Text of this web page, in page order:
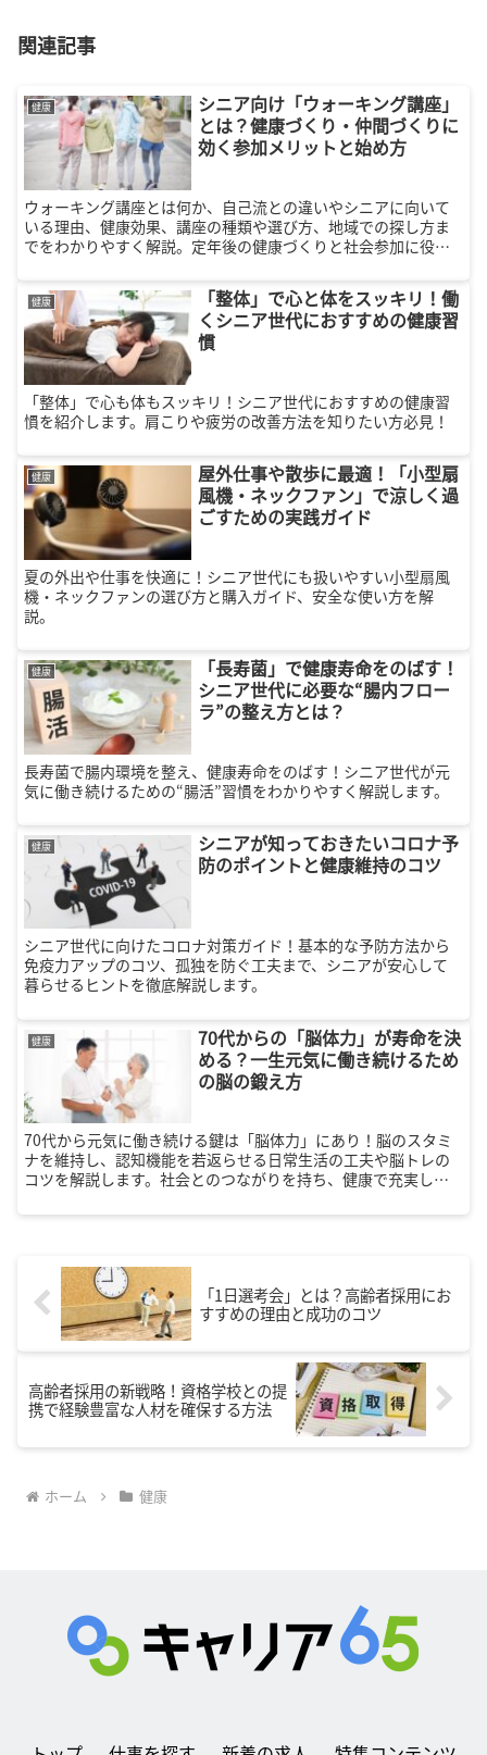
関連記事
健康
シニア向け「ウォーキング講座」
とは？健康づくり・仲間づくりに
効く参加メリットと始め方
ウォーキング講座とは何か、自己流との違いやシニアに向いて
いる理由、健康効果、講座の種類や選び方、地域での探し方ま
でをわかりやすく解説。定年後の健康づくりと社会参加に役立
健康
「整体」で心と体をスッキリ！働
くシニア世代におすすめの健康習
慣
「整体」で心も体もスッキリ！シニア世代におすすめの健康習
慣を紹介します。肩こりや疲労の改善方法を知りたい方必見！
健康
屋外仕事や散歩に最適！「小型扇
風機・ネックファン」で涼しく過
ごすための実践ガイド
夏の外出や仕事を快適に！シニア世代にも扱いやすい小型扇風
機・ネックファンの選び方と購入ガイド、安全な使い方を解
説。
健康
「長寿菌」で健康寿命をのばす！
シニア世代に必要な“腸内フロー
ラ”の整え方とは？
長寿菌で腸内環境を整え、健康寿命をのばす！シニア世代が元
気に働き続けるための“腸活”習慣をわかりやすく解説します。
健康
シニアが知っておきたいコロナ予
防のポイントと健康維持のコツ
シニア世代に向けたコロナ対策ガイド！基本的な予防方法から
免疫力アップのコツ、孤独を防ぐ工夫まで、シニアが安心して
暮らせるヒントを徹底解説します。
健康
70代からの「脳体力」が寿命を決
める？一生元気に働き続けるため
の脳の鍛え方
70代から元気に働き続ける鍵は「脳体力」にあり！脳のスタミ
ナを維持し、認知機能を若返らせる日常生活の工夫や脳トレの
コツを解説します。社会とのつながりを持ち、健康で充実した
「1日選考会」とは？高齢者採用にお
すすめの理由と成功のコツ
高齢者採用の新戦略！資格学校との提
携で経験豊富な人材を確保する方法
ホーム 健康